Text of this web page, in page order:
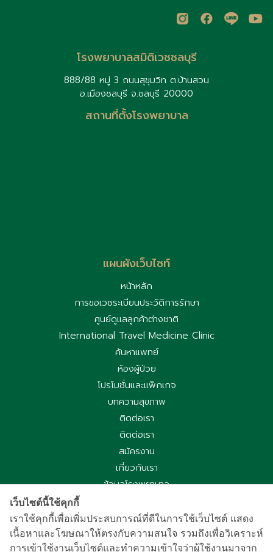
โรงพยาบาลสมิติเวชชลบุรี
888/88 หมู่ 3 ถนนสุขุมวิท ต.บ้านสวน
อ.เมืองชลบุรี จ.ชลบุรี 20000
สถานที่ตั้งโรงพยาบาล
แผนผังเว็บไซท์
หน้าหลัก
การขอเวชระเบียนประวัติการรักษา
ศูนย์ดูแลลูกค้าต่างชาติ
International Travel Medicine Clinic
ค้นหาแพทย์
ห้องผู้ป่วย
โปรโมชั่นและแพ็กเกจ
บทความสุขภาพ
ติดต่อเรา
ติดต่อเรา
สมัครงาน
เกี่ยวกับเรา
ข้อมูลโรงพยาบาล
นโยบายคุกกี้
ประกาศความเป็นส่วนตัวการใช้กล้องวงจรปิด
เว็บไซต์นี้ใช้คุกกี้
เราใช้คุกกี้เพื่อเพิ่มประสบการณ์ที่ดีในการใช้เว็บไซต์ แสดง
เนื้อหาและโฆษณาให้ตรงกับความสนใจ รวมถึงเพื่อวิเคราะห์
การเข้าใช้งานเว็บไซต์และทำความเข้าใจว่าผู้ใช้งานมาจาก